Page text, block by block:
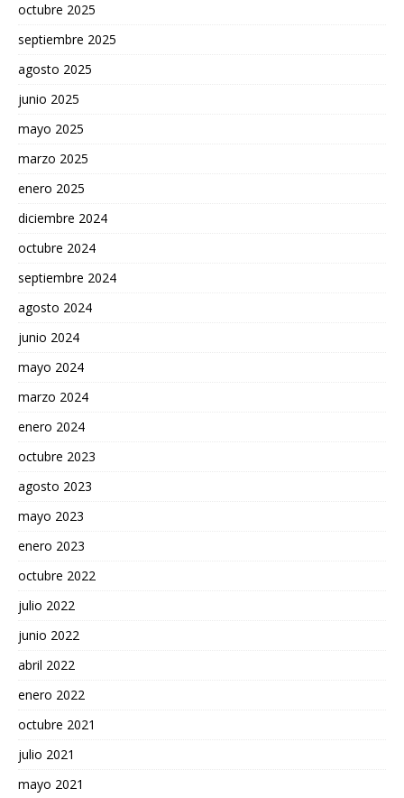
octubre 2025
septiembre 2025
agosto 2025
junio 2025
mayo 2025
marzo 2025
enero 2025
diciembre 2024
octubre 2024
septiembre 2024
agosto 2024
junio 2024
mayo 2024
marzo 2024
enero 2024
octubre 2023
agosto 2023
mayo 2023
enero 2023
octubre 2022
julio 2022
junio 2022
abril 2022
enero 2022
octubre 2021
julio 2021
mayo 2021